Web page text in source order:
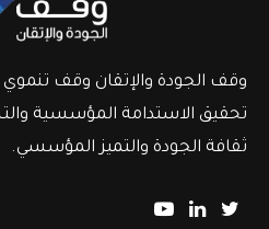
وقف الجودة والإتقان وقف
تحقيق الاستدامة المؤسسية
ثقافة الجودة والتميز المؤسسي.